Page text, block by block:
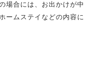
場合には、お出かけが中
ームステイなどの内容に